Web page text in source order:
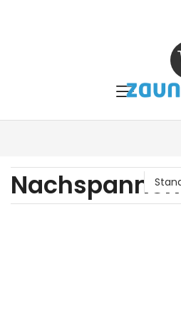
Nachspannen